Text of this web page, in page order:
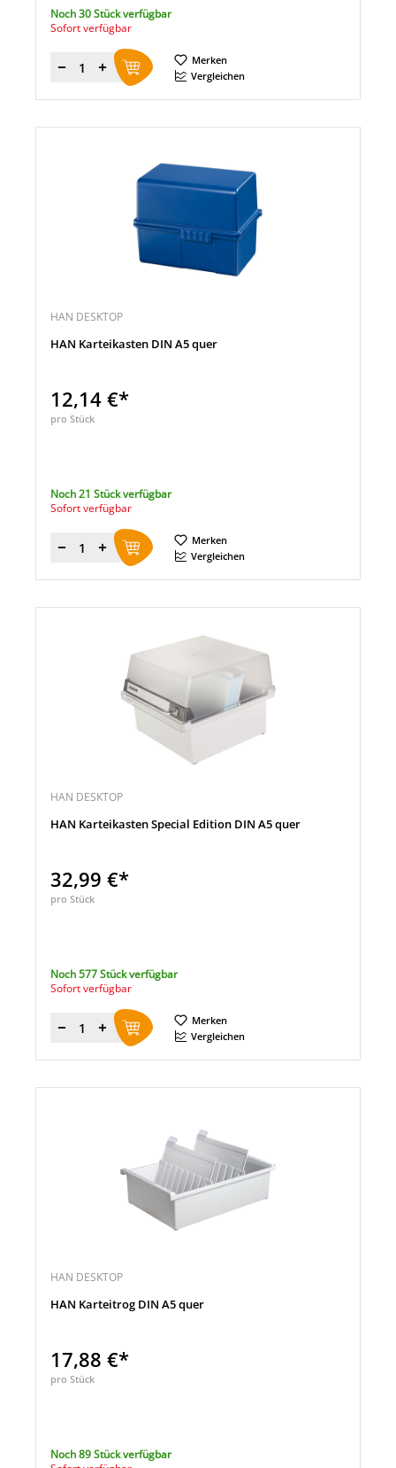
Noch 30 Stück verfügbar
Sofort verfügbar
Menge
Merken
Vergleichen
HAN DESKTOP
HAN Karteikasten DIN A5 quer
12,14 €*
pro Stück
Noch 21 Stück verfügbar
Sofort verfügbar
Menge
Merken
Vergleichen
HAN DESKTOP
HAN Karteikasten Special Edition DIN A5 quer
32,99 €*
pro Stück
Noch 577 Stück verfügbar
Sofort verfügbar
Menge
Merken
Vergleichen
HAN DESKTOP
HAN Karteitrog DIN A5 quer
17,88 €*
pro Stück
Noch 89 Stück verfügbar